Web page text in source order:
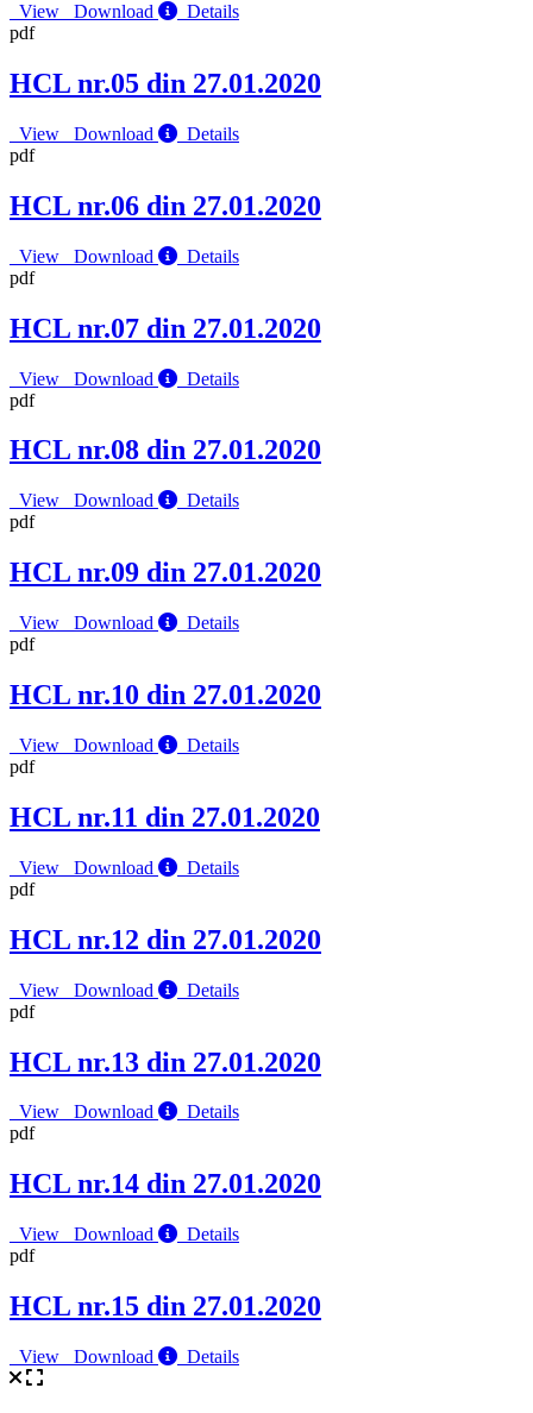
View Download
Details
pdf
HCL nr.05 din 27.01.2020
View Download
Details
pdf
HCL nr.06 din 27.01.2020
View Download
Details
pdf
HCL nr.07 din 27.01.2020
View Download
Details
pdf
HCL nr.08 din 27.01.2020
View Download
Details
pdf
HCL nr.09 din 27.01.2020
View Download
Details
pdf
HCL nr.10 din 27.01.2020
View Download
Details
pdf
HCL nr.11 din 27.01.2020
View Download
Details
pdf
HCL nr.12 din 27.01.2020
View Download
Details
pdf
HCL nr.13 din 27.01.2020
View Download
Details
pdf
HCL nr.14 din 27.01.2020
View Download
Details
pdf
HCL nr.15 din 27.01.2020
View Download Details